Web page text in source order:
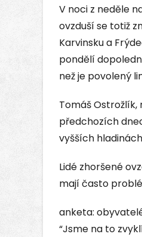
V noci z neděle
ovzduší se totiž
Karvinsku a
pondělí
než je povolený
Tomáš
předchozích
vyšších
Lidé zhoršené
mají často
anketa:
“Jsme na to